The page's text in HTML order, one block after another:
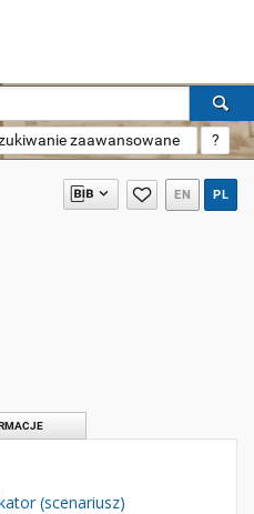
zaawansowane ?
EN PL
(scenariusz)